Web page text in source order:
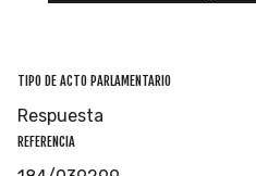
TIPO DE ACTO PARLAMENTARIO
Respuesta
REFERENCIA